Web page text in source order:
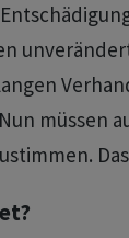
müssen